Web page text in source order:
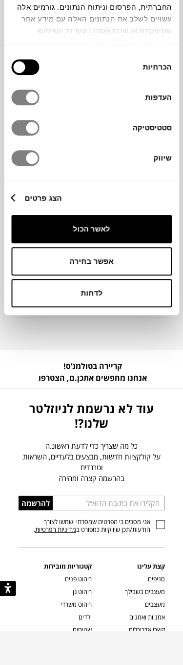
החברתית, הפרסום וניתוח הנתונים. גורמים אלה
עשויים לשלב את הנתונים האלה עם מידע אחר
שסיפקתם או שהם אספו בעקבות השימוש
הסכמה
הכרחיות
העדפות
סטטיסטיקה
שיווק
הצג פרטים
לאשר הכול
אפשר בחירה
לדחות
ספה דו מסדרת RIA של המותג FAST, בעלת
איכותי יוצרים סדרה עמידה, נוחה וקלה
לתחזוקה וניקוי. מגיעה מגוון גדול של צבעים
מותג
מידות
פרטים נוספים
להורדת קבצים
ניקיון ותחזוקה
קריירה בטולמנ’ס!
אנחנו מחפשים אתכן.ם, הצטרפו
עוד לא נרשמת לניוזלטר
שלנו?!
כל מה שצריך כדי לדעת ראשונ.ה
על קולקציות חדשות, מבצעים בלעדיים, השראות
וטרנדים
בהרשמה קצרה ומהירה
הכניסו
כתובת
דוא”ל
להרשמה
אני מסכים כי הפרטים שמסרתי ישמשו לצורך
הודעות/תכן שיווקיות כמפורט במדיניות הפרטיות.
קצת עלינו
סניפים
מעצבים בשבילך
מעצבים
אמניות ואמנים
קשרי אדריכלים
קטגוריות מובילות
ריהוט פנים
ריהוט גן
ריהוט משרדי
ילדים
שטיחים